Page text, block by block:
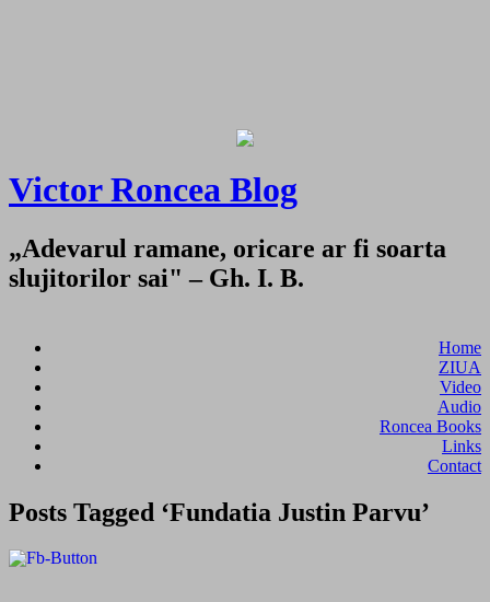
Victor Roncea Blog
„Adevarul ramane, oricare ar fi soarta
slujitorilor sai" – Gh. I. B.
Home
ZIUA
Video
Audio
Roncea Books
Links
Contact
Posts Tagged ‘Fundatia Justin Parvu’